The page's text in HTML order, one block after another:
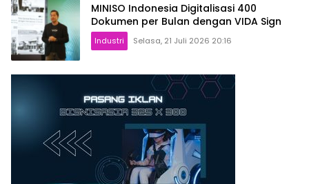
MINISO Indonesia Digitalisasi 400
Dokumen per Bulan dengan VIDA Sign
Industri Selasa, 21 Juli 2026 20:16